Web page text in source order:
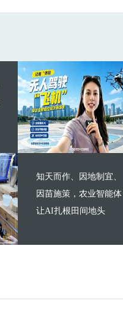
知天而作、因地制宜、
因苗施策，农业智能体
让AI扎根田间地头